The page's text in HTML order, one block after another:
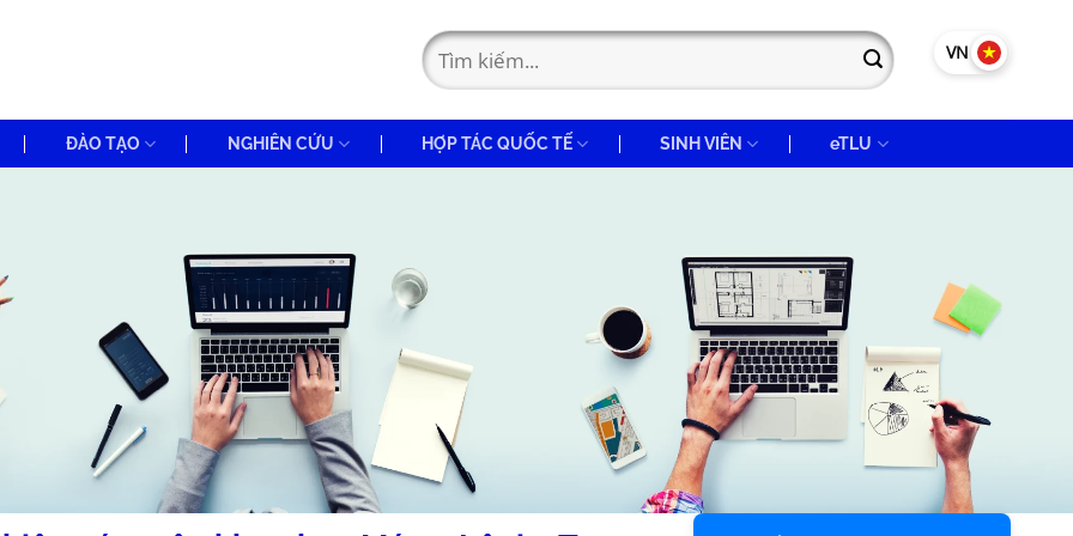
VN EN
ĐÀO TẠO NGHIÊN CỨU HỢP TÁC QUỐC TẾ SINH VIÊN eTLU